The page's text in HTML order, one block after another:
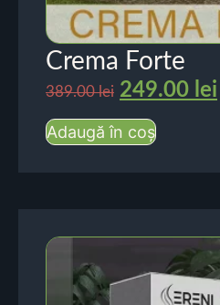
Crema Forte
389.00lei 249.00 lei
Adaugă în coș